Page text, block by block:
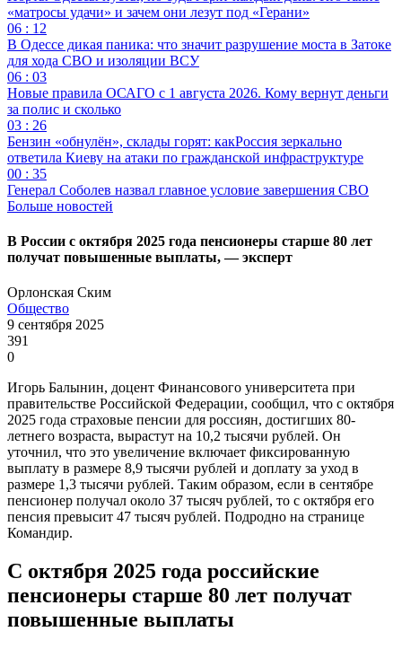
«матросы удачи» и зачем они лезут под «Герани»
06 : 12
В Одессе дикая паника: что значит разрушение моста в Затоке
для хода СВО и изоляции ВСУ
06 : 03
Новые правила ОСАГО с 1 августа 2026. Кому вернут деньги
за полис и сколько
03 : 26
Бензин «обнулён», склады горят: какРоссия зеркально
ответила Киеву на атаки по гражданской инфраструктуре
00 : 35
Генерал Соболев назвал главное условие завершения СВО
Больше новостей
В России с октября 2025 года пенсионеры старше 80 лет
получат повышенные выплаты, — эксперт
Орлонская Ским
Общество
9 сентября 2025
391
0
Игорь Балынин, доцент Финансового университета при
правительстве Российской Федерации, сообщил, что с октября
2025 года страховые пенсии для россиян, достигших 80-
летнего возраста, вырастут на 10,2 тысячи рублей. Он
уточнил, что это увеличение включает фиксированную
выплату в размере 8,9 тысячи рублей и доплату за уход в
размере 1,3 тысячи рублей. Таким образом, если в сентябре
пенсионер получал около 37 тысяч рублей, то с октября его
пенсия превысит 47 тысяч рублей. Подродно на странице
Командир.
С октября 2025 года российские
пенсионеры старше 80 лет получат
повышенные выплаты